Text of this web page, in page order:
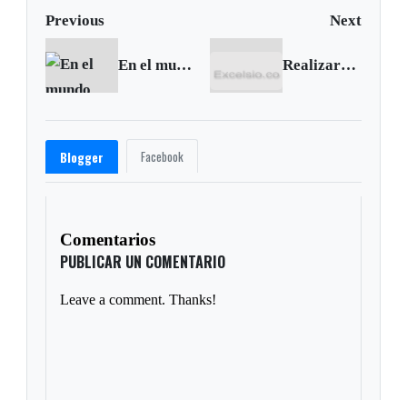
Previous Next
En el mundo hay 21 millones de esclavos: ONU Realizarán Festival de la Salud en Duitama
Blogger Facebook
Comentarios
PUBLICAR UN COMENTARIO
Leave a comment. Thanks!